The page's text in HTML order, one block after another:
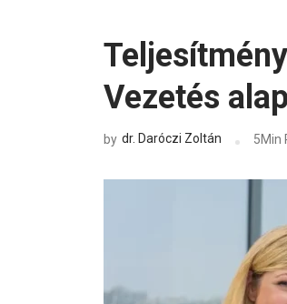
Vezetés
by dr. Daróczi Zoltán 5Min